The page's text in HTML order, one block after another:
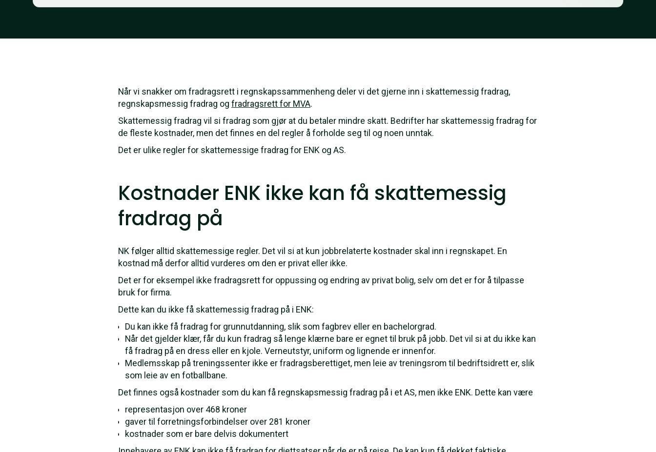
Når vi snakker om fradragsrett i regnskapssammenheng deler vi det gjerne inn i skattemessig fradrag,
regnskapsmessig fradrag og fradragsrett for MVA.
Skattemessig fradrag vil si fradrag som gjør at du betaler mindre skatt. Bedrifter har skattemessig fradrag for
de fleste kostnader, men det finnes en del regler å forholde seg til og noen unntak.
Det er ulike regler for skattemessige fradrag for ENK og AS.
Kostnader ENK ikke kan få skattemessig
fradrag på
NK følger alltid skattemessige regler. Det vil si at kun jobbrelaterte kostnader skal inn i regnskapet. En
kostnad må derfor alltid vurderes om den er privat eller ikke.
Det er for eksempel ikke fradragsrett for oppussing og endring av privat bolig, selv om det er for å tilpasse
bruk for firma.
Dette kan du ikke få skattemessig fradrag på i ENK:
Du kan ikke få fradrag for grunnutdanning, slik som fagbrev eller en bachelorgrad.
Når det gjelder klær, får du kun fradrag så lenge klærne bare er egnet til bruk på jobb. Det vil si at du ikke kan
få fradrag på en dress eller en kjole. Verneutstyr, uniform og lignende er innenfor.
Medlemsskap på treningssenter ikke er fradragsberettiget, men leie av treningsrom til bedriftsidrett er, slik
som leie av en fotballbane.
Det finnes også kostnader som du kan få regnskapsmessig fradrag på i et AS, men ikke ENK. Dette kan være
representasjon over 468 kroner
gaver til forretningsforbindelser over 281 kroner
kostnader som er bare delvis dokumentert